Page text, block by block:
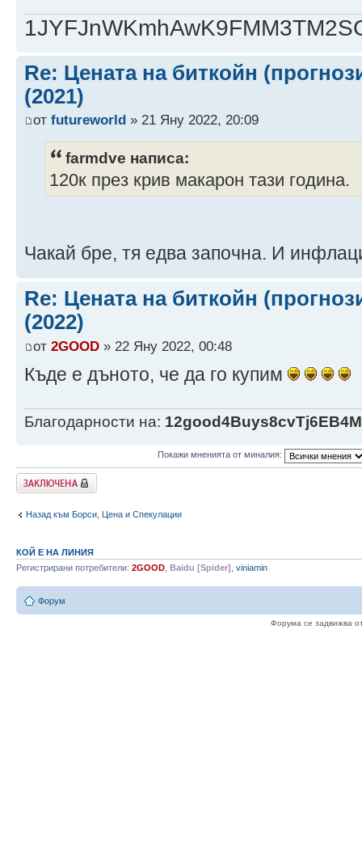
Re: Цената на биткойн
(2021)
от futureworld » 21 Яну 2022, 20:09
farmdve написа:
120к през крив макарон тази година.
Чакай бре, тя едва започна. И
Re: Цената на биткойн
(2022)
от 2GOOD » 22 Яну 2022, 00:48
Къде е дъното, че да го купим
Благодарности на:
Покажи мненията от миналия:
Заключена
Назад към Борси, Цена и Спекулации
КОЙ Е НА ЛИНИЯ
Регистрирани потребители: 2GOOD Baidu [Spider] viniamin
Форум
Форума се задвижва